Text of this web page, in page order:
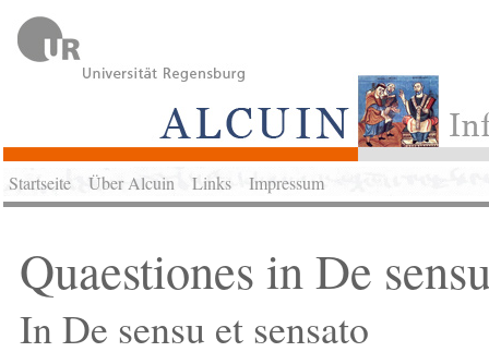
Startseite Über Alcuin Links Impressum
Quaestiones in De
In De sensu et sensato